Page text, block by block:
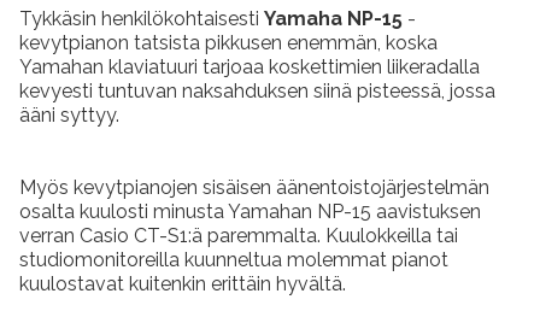
Tykkäsin henkilökohtaisesti Yamaha NP-15 -
kevytpianon tatsista pikkusen enemmän, koska
Yamahan klaviatuuri tarjoaa koskettimien liikeradalla
kevyesti tuntuvan naksahduksen siinä pisteessä, jossa
ääni syttyy.
Myös kevytpianojen sisäisen äänentoistojärjestelmän
osalta kuulosti minusta Yamahan NP-15 aavistuksen
verran Casio CT-S1:ä paremmalta. Kuulokkeilla tai
studiomonitoreilla kuunneltua molemmat pianot
kuulostavat kuitenkin erittäin hyvältä.